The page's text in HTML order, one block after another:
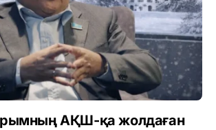
АҚШ-қа жолдаған